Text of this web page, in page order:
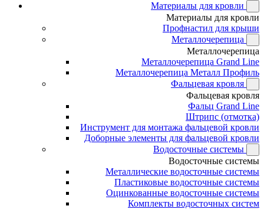
Материалы для кровли
Материалы для кровли
Профнастил для крыши
Металлочерепица
Металлочерепица
Металлочерепица Grand Line
Металлочерепица Металл Профиль
Фальцевая кровля
Фальцевая кровля
Фальц Grand Line
Штрипс (отмотка)
Инструмент для монтажа фальцевой кровли
Доборные элементы для фальцевой кровли
Водосточные системы
Водосточные системы
Металлические водосточные системы
Пластиковые водосточные системы
Оцинкованные водосточные системы
Комплекты водосточных систем